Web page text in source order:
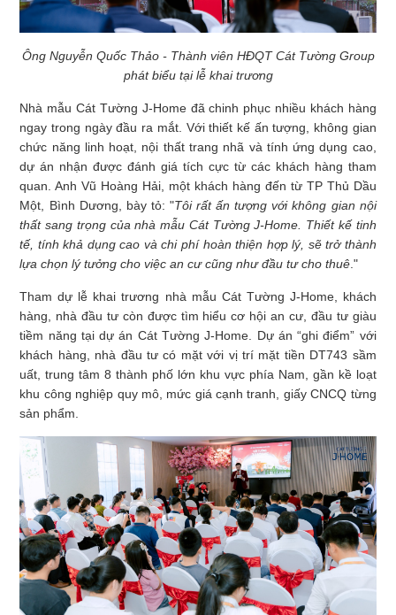
Ông Nguyễn Quốc Thảo - Thành viên HĐQT Cát Tường Group
phát biểu tại lễ khai trương
Nhà mẫu Cát Tường J-Home đã chinh phục nhiều khách hàng
ngay trong ngày đầu ra mắt. Với thiết kế ấn tượng, không gian
chức năng linh hoạt, nội thất trang nhã và tính ứng dụng cao,
dự án nhận được đánh giá tích cực từ các khách hàng tham
quan. Anh Vũ Hoàng Hải, một khách hàng đến từ TP Thủ Dầu
Một, Bình Dương, bày tỏ: "Tôi rất ấn tượng với không gian nội
thất sang trọng của nhà mẫu Cát Tường J-Home. Thiết kế tinh
tế, tính khả dụng cao và chi phí hoàn thiện hợp lý, sẽ trở thành
lựa chọn lý tưởng cho việc an cư cũng như đầu tư cho thuê."
Tham dự lễ khai trương nhà mẫu Cát Tường J-Home, khách
hàng, nhà đầu tư còn được tìm hiểu cơ hội an cư, đầu tư giàu
tiềm năng tại dự án Cát Tường J-Home. Dự án “ghi điểm” với
khách hàng, nhà đầu tư có mặt với vị trí mặt tiền DT743 sầm
uất, trung tâm 8 thành phố lớn khu vực phía Nam, gần kề loạt
khu công nghiệp quy mô, mức giá cạnh tranh, giấy CNCQ từng
sản phẩm.